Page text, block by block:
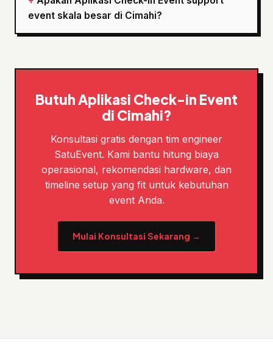
event skala besar di Cimahi?
Butuh Aplikasi Check-in Event
di Cimahi?
Konsultasi gratis dengan tim engineer
SatuEvent. Kami bantu hitung biaya
operasional, rekomendasi hardware, dan
timeline setup yang fit untuk kebutuhan
event Anda.
Mulai Konsultasi Sekarang →